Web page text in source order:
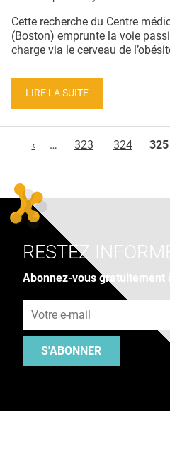
Cette recherche du Centre
(Boston) emprunte la voie
charge via le cerveau de
LIRE LA SUITE
‹
… 323 324 325
RESTEZ
Abonnez-vous gratuitement
S'ABONNER